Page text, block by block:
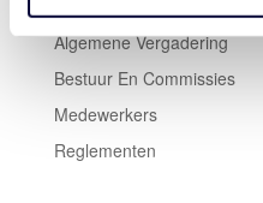
Algemene Vergadering
Bestuur En Commissies
Medewerkers
Reglementen